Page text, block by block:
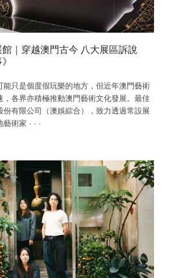
｜穿越澳門古今 八大展區訴說
能只是個度假玩樂的地方，但近年澳門藝術
，各界亦積極推動澳門藝術文化發展。最佳
份有限公司（澳娛綜合），致力透過常設展
藝術家 · · ·